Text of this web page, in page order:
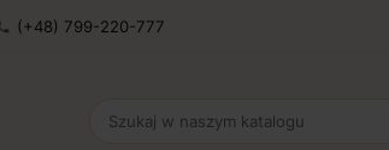
(+48) 799-220-777